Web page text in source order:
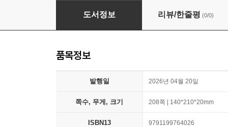
나는 뻔뻔하게 살기로 했다
도서정보 리뷰/한줄평 (0/0)
품목정보
발행일 2026년 04월 20일
쪽수, 무게, 크기 208쪽 | 140*210*20mm
ISBN13 9791199764026